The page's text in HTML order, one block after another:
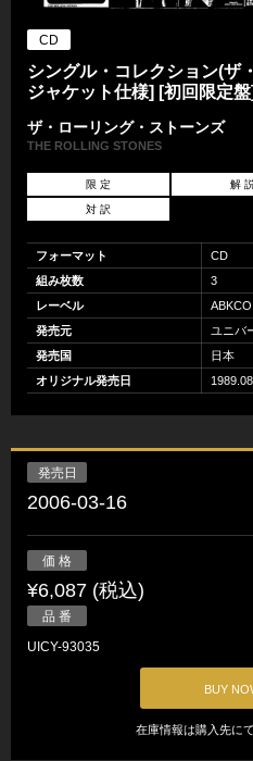
CD
シングル・コレクション(ザ
ジャケット仕様] [初回限定盤]
ザ・ローリング・ストーンズ
THE ROLLING STONES
限 定 解
対 訳
フォーマット
CD
組み枚数
3
レーベル
ABKCO
発売元
ユニバ
発売国
日本
オリジナル発売日
発売日
2006-03-16
価 格
¥6,087 (税込)
品 番
UICY-93035
BUY
在庫情報は購入先に